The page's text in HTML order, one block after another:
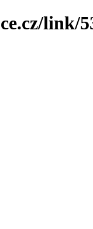
link/